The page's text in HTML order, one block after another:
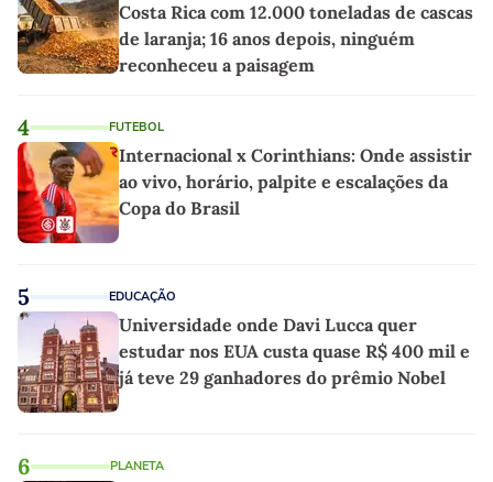
Costa Rica com 12.000 toneladas de cascas
de laranja; 16 anos depois, ninguém
reconheceu a paisagem
4 FUTEBOL
Internacional x Corinthians: Onde assistir
ao vivo, horário, palpite e escalações da
Copa do Brasil
5 EDUCAÇÃO
Universidade onde Davi Lucca quer
estudar nos EUA custa quase R$ 400 mil e
já teve 29 ganhadores do prêmio Nobel
6 PLANETA